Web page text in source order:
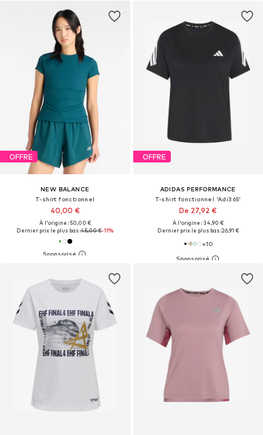
OFFRE
NEW BALANCE
T-shirt fonctionnel
40,00 €
À l'origine : 50,00 €
Dernier prix le plus bas :45,00 €-11%
OFFRE
ADIDAS PERFORMANCE
T-shirt fonctionnel 'Adi365'
De 27,92 €
À l'origine : 34,90 €
Dernier prix le plus bas :26,91 €
+10